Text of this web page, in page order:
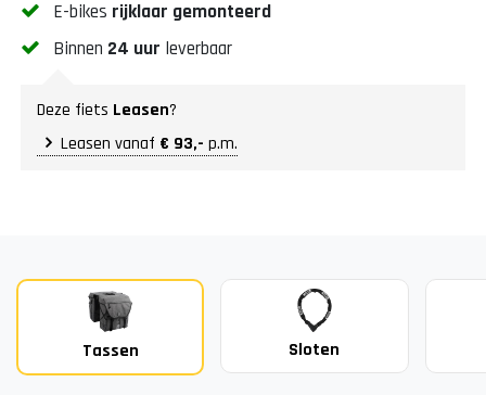
E-bikes rijklaar gemonteerd
Binnen 24 uur leverbaar
Deze fiets Leasen?
Leasen vanaf € 93,- p.m.
Tassen Sloten